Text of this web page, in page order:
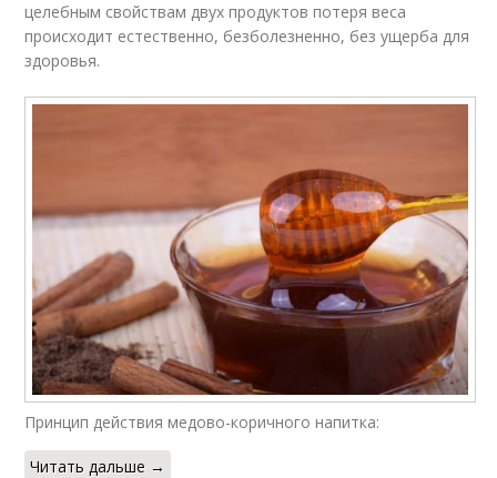
целебным свойствам двух продуктов потеря веса
происходит естественно, безболезненно, без ущерба для
здоровья.
Принцип действия медово-коричного напитка:
Читать дальше →